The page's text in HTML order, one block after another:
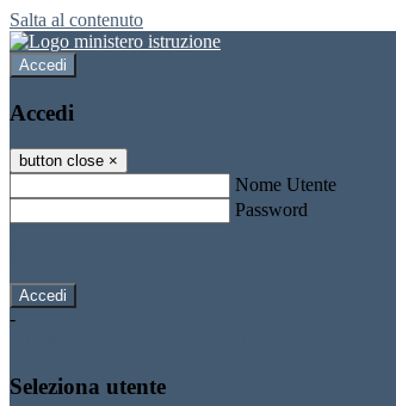
Salta al contenuto
Accedi
Accedi
button close ×
Nome Utente
Password
-
Seleziona utente